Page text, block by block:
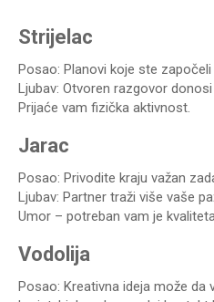
Strijelac
Posao: Planovi koje ste
Ljubav: Otvoren razgovor
Prijaće vam fizička aktivnost.
Jarac
Posao: Privodite kraju važan
Ljubav: Partner traži više vaše
Umor – potreban vam je
Vodolija
Posao: Kreativna ideja može da